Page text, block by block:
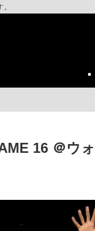
16 ＠ウ